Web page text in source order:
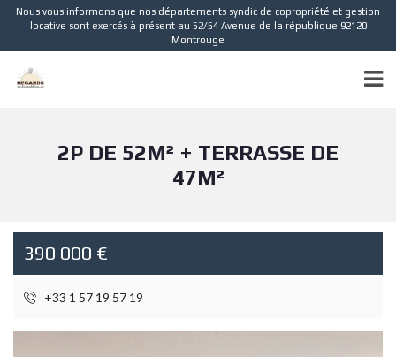
Nous vous informons que nos départements syndic de copropriété et gestion
locative sont exercés à présent au 52/54 Avenue de la république 92120
Montrouge
2P DE 52M² + TERRASSE DE
47M²
390 000 €
+33 1 57 19 57 19